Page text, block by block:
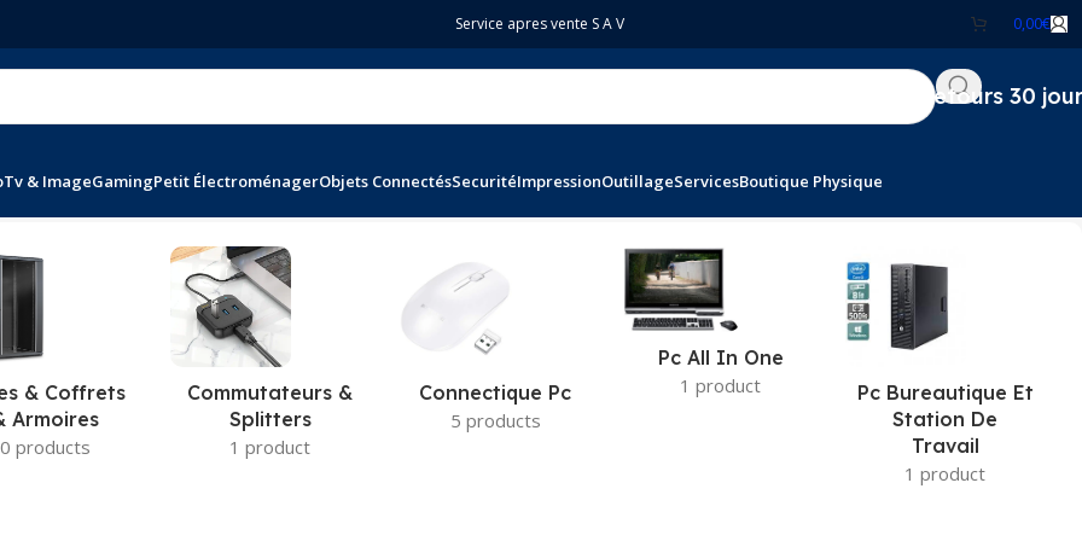
Service apres vente S A V 0,00€
Retours 30
Tv & ImageGamingPetit ÉlectroménagerObjets ConnectésSecuritéImpressionOutillageServicesBoutique Physique
& Coffrets
Armoires
0 products
Commutateurs &
Splitters
1 product
Connectique Pc
5 products
Pc All In One
1 product
Pc Bureautique Et
Station De
Travail
1 product